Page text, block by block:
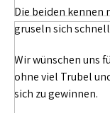
Die beiden kennen
gruseln sich
Wir wünschen uns
ohne viel Trubel
sich zu gewinnen.